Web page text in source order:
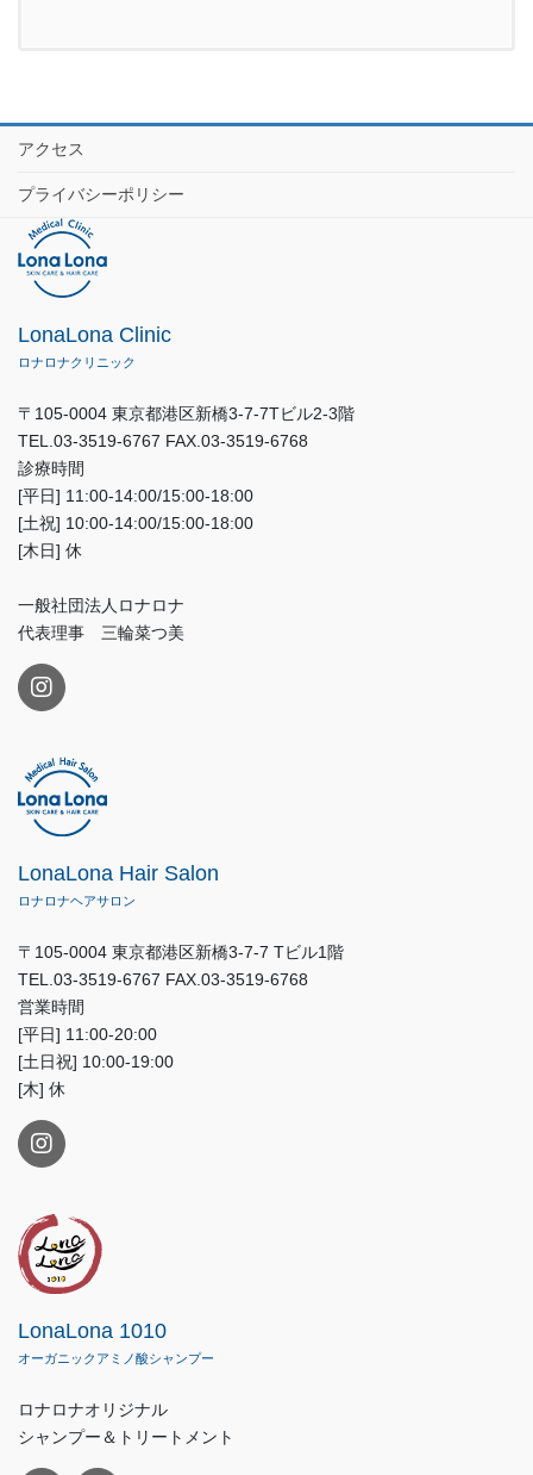
アクセス
プライバシーポリシー
LonaLona Clinic
ロナロナクリニック
〒105-0004 東京都港区新橋3-7-7Tビル2-3階
TEL.03-3519-6767 FAX.03-3519-6768
診療時間
[平日] 11:00-14:00/15:00-18:00
[土祝] 10:00-14:00/15:00-18:00
[木日] 休
一般社団法人ロナロナ
代表理事 三輪菜つ美
LonaLona Hair Salon
ロナロナヘアサロン
〒105-0004 東京都港区新橋3-7-7 Tビル1階
TEL.03-3519-6767 FAX.03-3519-6768
営業時間
[平日] 11:00-20:00
[土日祝] 10:00-19:00
[木] 休
LonaLona 1010
オーガニックアミノ酸シャンプー
ロナロナオリジナル
シャンプー＆トリートメント